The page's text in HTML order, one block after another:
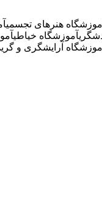
هنرهای تجسمی
آموزشگاه خیاطی
آرایشگری و